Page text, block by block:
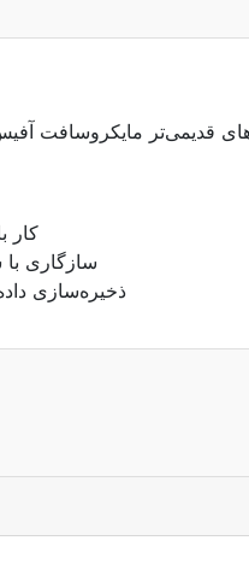
کار
سازگاری
ذخیره‌سازی